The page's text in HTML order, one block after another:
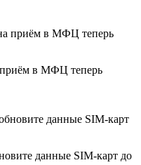
в МФЦ теперь
данные SIM-карт до